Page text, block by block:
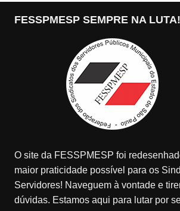
FESSPMESP SEMPRE NA LUTA!
O site da FESSPMESP foi
maior praticidade possível para os
Servidores! Naveguem à vontade e
dúvidas. Estamos aqui para lutar por